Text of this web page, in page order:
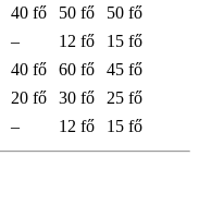
40 fő 50 fő
50 fő
– 12 fő
15 fő
40 fő 60 fő
45 fő
20 fő 30 fő
25 fő
– 12 fő 15 fő